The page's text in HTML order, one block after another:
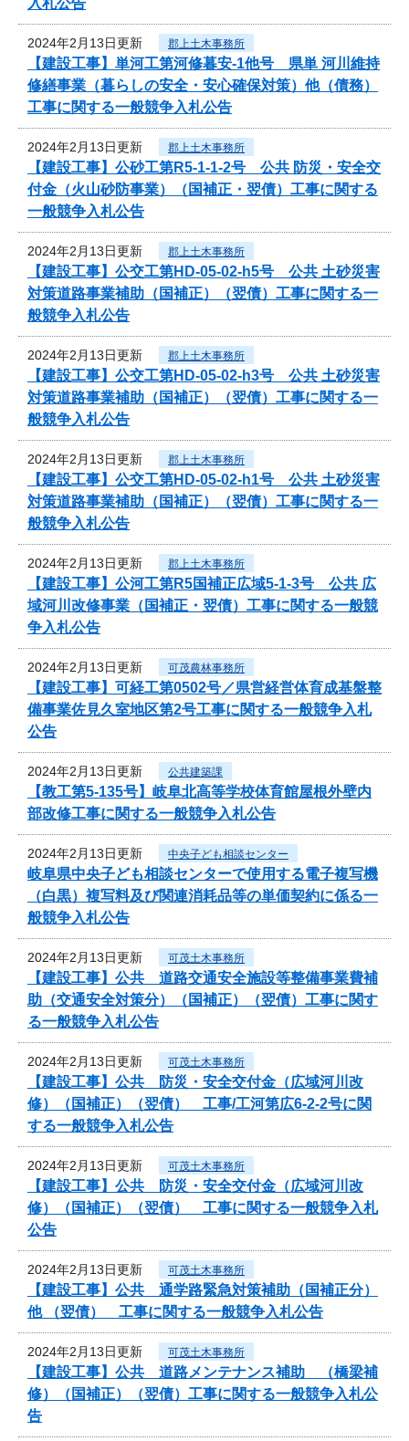
2024年2月13日更新 郡上土木事務所
【建設工事】単河工第河修暮安-1他号 県単 河川維持
修繕事業（暮らしの安全・安心確保対策）他（債務）
工事に関する一般競争入札公告
2024年2月13日更新 郡上土木事務所
【建設工事】公砂工第R5-1-1-2号 公共 防災・安全交
付金（火山砂防事業）（国補正・翌債）工事に関する
一般競争入札公告
2024年2月13日更新 郡上土木事務所
【建設工事】公交工第HD-05-02-h5号 公共 土砂災害
対策道路事業補助（国補正）（翌債）工事に関する一
般競争入札公告
2024年2月13日更新 郡上土木事務所
【建設工事】公交工第HD-05-02-h3号 公共 土砂災害
対策道路事業補助（国補正）（翌債）工事に関する一
般競争入札公告
2024年2月13日更新 郡上土木事務所
【建設工事】公交工第HD-05-02-h1号 公共 土砂災害
対策道路事業補助（国補正）（翌債）工事に関する一
般競争入札公告
2024年2月13日更新 郡上土木事務所
【建設工事】公河工第R5国補正広域5-1-3号 公共 広
域河川改修事業（国補正・翌債）工事に関する一般競
争入札公告
2024年2月13日更新 可茂農林事務所
【建設工事】可経工第0502号／県営経営体育成基盤整
備事業佐見久室地区第2号工事に関する一般競争入札
公告
2024年2月13日更新 公共建築課
【教工第5-135号】岐阜北高等学校体育館屋根外壁内
部改修工事に関する一般競争入札公告
2024年2月13日更新 中央子ども相談センター
岐阜県中央子ども相談センターで使用する電子複写機
（白黒）複写料及び関連消耗品等の単価契約に係る一
般競争入札公告
2024年2月13日更新 可茂土木事務所
【建設工事】公共 道路交通安全施設等整備事業費補
助（交通安全対策分）（国補正）（翌債）工事に関す
る一般競争入札公告
2024年2月13日更新 可茂土木事務所
【建設工事】公共 防災・安全交付金（広域河川改
修）（国補正）（翌債） 工事/工河第広6-2-2号に関
する一般競争入札公告
2024年2月13日更新 可茂土木事務所
【建設工事】公共 防災・安全交付金（広域河川改
修）（国補正）（翌債） 工事に関する一般競争入札
公告
2024年2月13日更新 可茂土木事務所
【建設工事】公共 通学路緊急対策補助（国補正分）
他 （翌債） 工事に関する一般競争入札公告
2024年2月13日更新 可茂土木事務所
【建設工事】公共 道路メンテナンス補助 （橋梁補
修）（国補正）（翌債）工事に関する一般競争入札公
告